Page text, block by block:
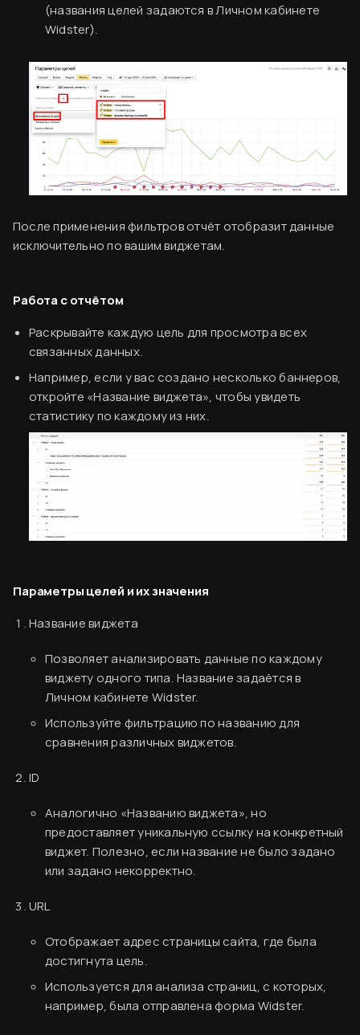
Вводная информация
База знаний
Создание аккаунта
(названия целей задаются в Личном кабинете
Widster).
После применения фильтров отчёт отобразит данные
исключительно по вашим виджетам.
Работа с отчётом
Раскрывайте каждую цель для просмотра всех
связанных данных.
Например, если у вас создано несколько баннеров,
откройте «Название виджета», чтобы увидеть
статистику по каждому из них.
Параметры целей и их значения
Название виджета
Позволяет анализировать данные по каждому
виджету одного типа. Название задаётся в
Личном кабинете Widster.
Используйте фильтрацию по названию для
сравнения различных виджетов.
ID
Аналогично «Названию виджета», но
предоставляет уникальную ссылку на конкретный
виджет. Полезно, если название не было задано
или задано некорректно.
URL
Отображает адрес страницы сайта, где была
достигнута цель.
Используется для анализа страниц, с которых,
например, была отправлена форма Widster.
Согласен
Финальный ужин Два шефа – одна кухня
стать частью события?
Подробнее